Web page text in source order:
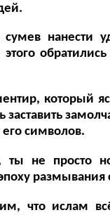
нанести
который
его символов.
ты не просто
что ислам